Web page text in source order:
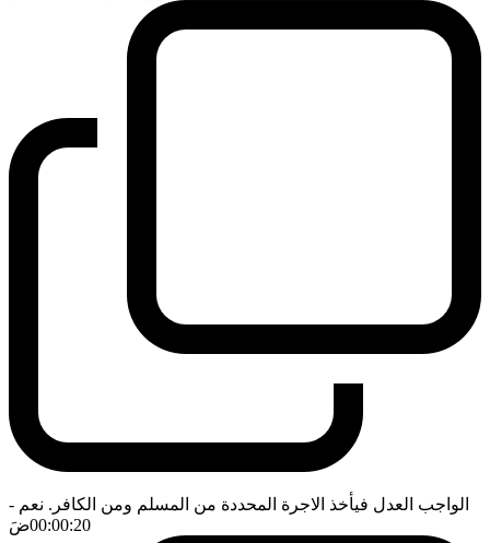
الواجب العدل فيأخذ الاجرة المحددة من المسلم ومن الكافر. نعم -
00:00:20ضَ